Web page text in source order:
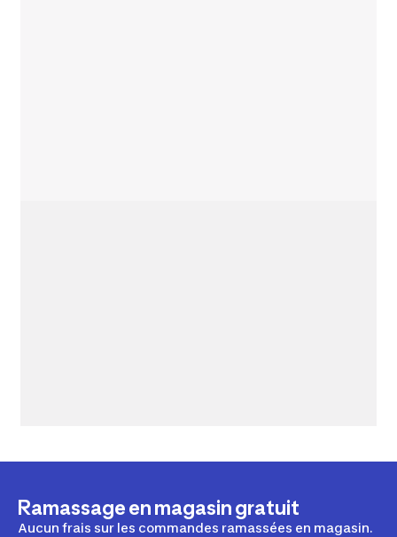
Ramassage en magasin gratuit
Aucun frais sur les commandes ramassées en magasin.